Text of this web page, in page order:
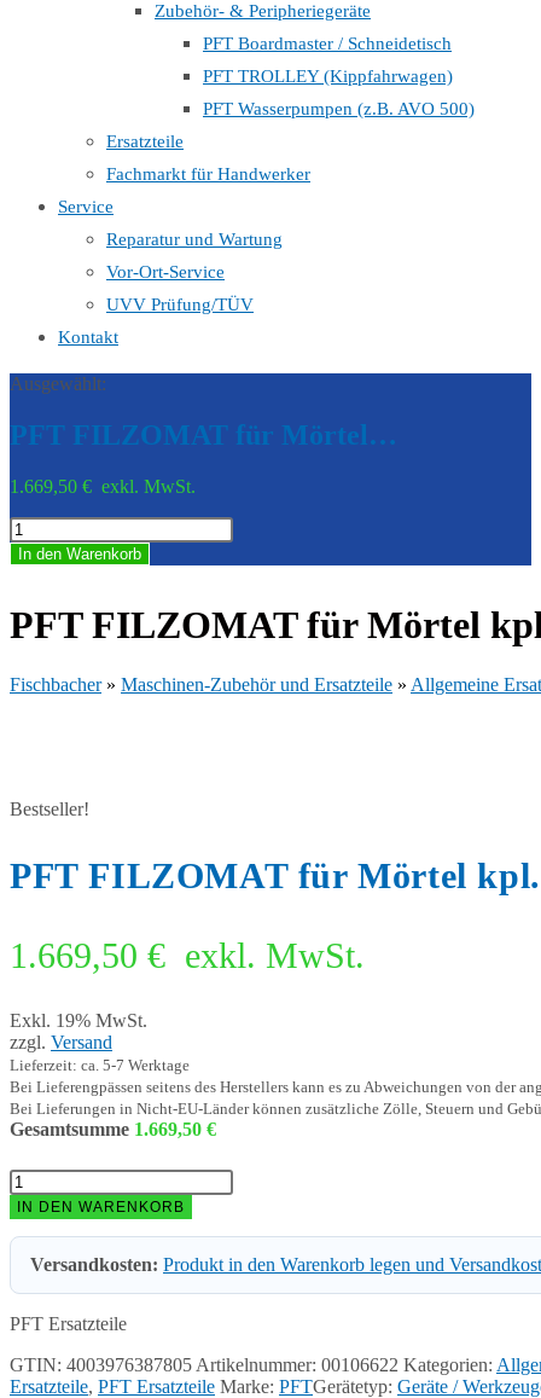
Zubehör- & Peripheriegeräte
PFT Boardmaster / Schneidetisch
PFT TROLLEY (Kippfahrwagen)
PFT Wasserpumpen (z.B. AVO 500)
Ersatzteile
Fachmarkt für Handwerker
Service
Reparatur und Wartung
Vor-Ort-Service
UVV Prüfung/TÜV
Kontakt
Ausgewählt:
PFT FILZOMAT für Mörtel…
1.669,50 € exkl. MwSt.
PFT
FILZOMAT
für
kpl.
Menge
In den Warenkorb
PFT FILZOMAT für Mörtel
Fischbacher» Maschinen-Zubehör und Ersatzteile » Allgemeine
Bestseller!
PFT FILZOMAT für Mörtel kpl.
1.669,50 € exkl. MwSt.
Exkl. 19% MwSt.
zzgl. Versand
Lieferzeit: ca. 5-7 Werktage
Bei Lieferengpässen seitens des Herstellers kann es zu Abweichungen von der
Bei Lieferungen in Nicht-EU-Länder können zusätzliche Zölle, Steuern und
Gesamtsumme 1.669,50 €
PFT
FILZOMAT
für
Mörtel
kpl.
Menge
IN DEN WARENKORB
Versandkosten: Produkt in den Warenkorb legen und
PFT Ersatzteile
GTIN: 4003976387805 Artikelnummer: 00106622 Kategorien:
Ersatzteile, PFT Ersatzteile Marke: PFTGerätetyp: Geräte /